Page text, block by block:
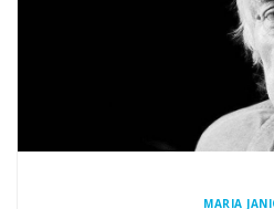
MARIA